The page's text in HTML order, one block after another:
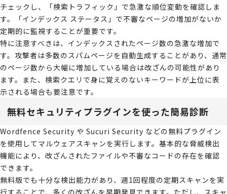
チェックし、「検索トラフィック」で急激な順位変動を確認しま
す。「インデックス ステータス」で不審なページの増加がないか
定期的に監視することが重要です。
特に注意すべきは、インデックスされたページ数の急激な増加で
す。攻撃者は多数のスパムページを自動生成することがあり、通常
のページ数から大幅に増加している場合は改ざんの可能性があり
ます。また、検索クエリで身に覚えのないキーワードが上位に表
示される場合も要注意です。
無料セキュリティプラグインを使った簡易診断
Wordfence Security や Sucuri Security などの無料プラグイン
を使用してマルウェアスキャンを実行します。基本的な脅威検出
機能により、改ざんされたファイルや不審なコードの存在を確認
できます。
無料版でも十分な検出能力があり、週1回程度の定期スキャンを実
行することで、多くの改ざんを早期発見できます。ただし、スキャ